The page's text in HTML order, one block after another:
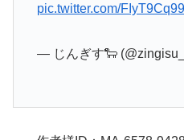
pic.twitter.com/
— じんぎす🐑